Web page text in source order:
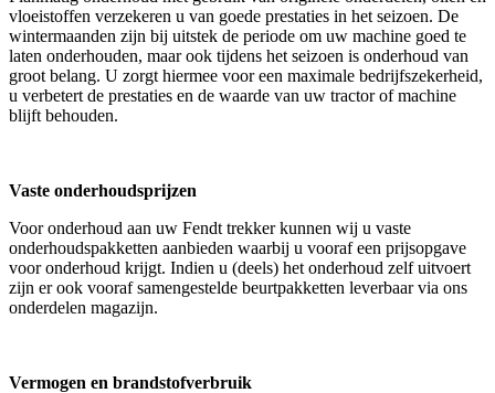
vloeistoffen verzekeren u van goede prestaties in het seizoen. De
wintermaanden zijn bij uitstek de periode om uw machine goed te
laten onderhouden, maar ook tijdens het seizoen is onderhoud van
groot belang. U zorgt hiermee voor een maximale bedrijfszekerheid,
u verbetert de prestaties en de waarde van uw tractor of machine
blijft behouden.
Vaste onderhoudsprijzen
Voor onderhoud aan uw Fendt trekker kunnen wij u vaste
onderhoudspakketten aanbieden waarbij u vooraf een prijsopgave
voor onderhoud krijgt. Indien u (deels) het onderhoud zelf uitvoert
zijn er ook vooraf samengestelde beurtpakketten leverbaar via ons
onderdelen magazijn.
Vermogen en brandstofverbruik